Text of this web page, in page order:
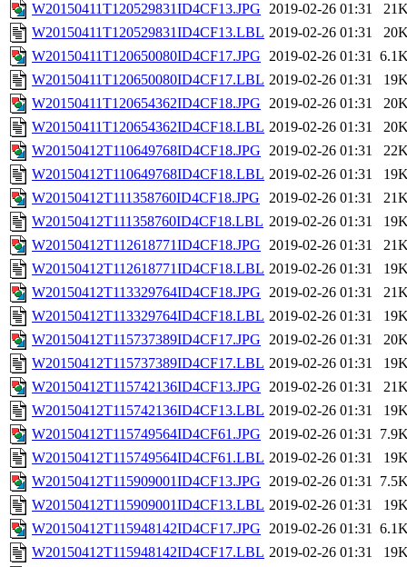
W20150411T120529831ID4CF13.JPG 2019-02-26 01:31
W20150411T120529831ID4CF13.LBL 2019-02-26 01:31
W20150411T120650080ID4CF17.JPG 2019-02-26 01:31
W20150411T120650080ID4CF17.LBL 2019-02-26 01:31
W20150411T120654362ID4CF18.JPG 2019-02-26 01:31
W20150411T120654362ID4CF18.LBL 2019-02-26 01:31
W20150412T110649768ID4CF18.JPG 2019-02-26 01:31
W20150412T110649768ID4CF18.LBL 2019-02-26 01:31
W20150412T111358760ID4CF18.JPG
2019-02-26 01:31
W20150412T111358760ID4CF18.LBL 2019-02-26 01:31
W20150412T112618771ID4CF18.JPG 2019-02-26 01:31
W20150412T112618771ID4CF18.LBL 2019-02-26 01:31
W20150412T113329764ID4CF18.JPG 2019-02-26 01:31
W20150412T113329764ID4CF18.LBL 2019-02-26 01:31
W20150412T115737389ID4CF17.JPG 2019-02-26 01:31
W20150412T115737389ID4CF17.LBL 2019-02-26 01:31
W20150412T115742136ID4CF13.JPG 2019-02-26 01:31
W20150412T115742136ID4CF13.LBL 2019-02-26 01:31
W20150412T115749564ID4CF61.JPG 2019-02-26 01:31
W20150412T115749564ID4CF61.LBL 2019-02-26 01:31
W20150412T115909001ID4CF13.JPG 2019-02-26 01:31
W20150412T115909001ID4CF13.LBL 2019-02-26 01:31
W20150412T115948142ID4CF17.JPG 2019-02-26 01:31
W20150412T115948142ID4CF17.LBL 2019-02-26 01:31